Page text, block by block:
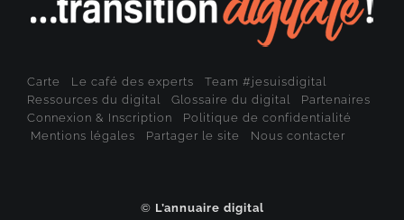
Carte Le café des experts
Team #jesuisdigital
Ressources du digital
Glossaire du digital
Partenaires
Connexion & Inscription
Politique de confidentialité
Mentions légales
Partager le site Nous contacter
© L’annuaire digital